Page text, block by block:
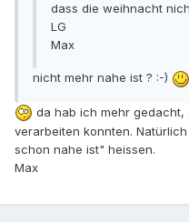
dass die weihnacht
LG
Max
nicht mehr nahe ist ? :-)
da hab ich mehr
verarbeiten konnten.
schon nahe ist" heissen.
Max